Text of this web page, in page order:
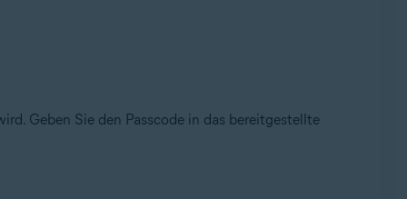
Geben Sie den Passcode in das bereitgestellte